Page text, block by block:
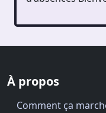
À propos
Comment ça